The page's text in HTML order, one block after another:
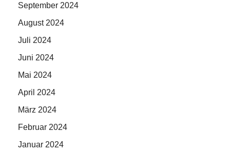
September 2024
August 2024
Juli 2024
Juni 2024
Mai 2024
April 2024
März 2024
Februar 2024
Januar 2024